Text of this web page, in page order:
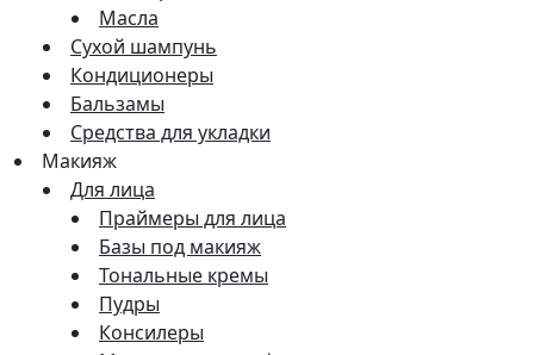
Масла
Сухой шампунь
Кондиционеры
Бальзамы
Средства для укладки
Макияж
Для лица
Праймеры для лица
Базы под макияж
Тональные кремы
Пудры
Консилеры